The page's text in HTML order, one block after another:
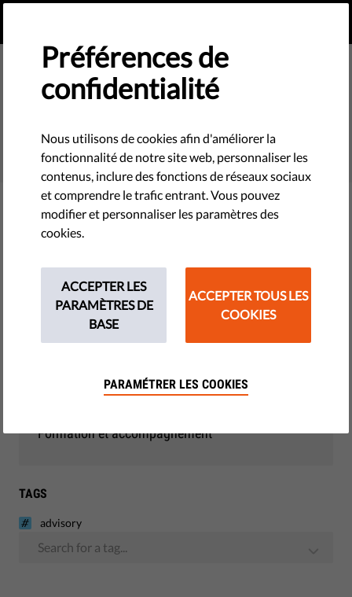
Filter
THEMES
Monitoring - UE
Formation et accompagnement
TAGS
advisory
Search for a tag...
Préférences de
confidentialité
Nous utilisons de cookies afin d'améliorer la
fonctionnalité de notre site web, personnaliser les
contenus, inclure des fonctions de réseaux sociaux
et comprendre le trafic entrant. Vous pouvez
modifier et personnaliser les paramètres des
cookies.
ACCEPTER LES
PARAMÈTRES DE
BASE
ACCEPTER TOUS LES
COOKIES
PARAMÉTRER LES COOKIES